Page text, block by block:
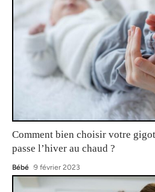
Comment bien choisir votre
passe l’hiver au chaud ?
Bébé 9 février 2023